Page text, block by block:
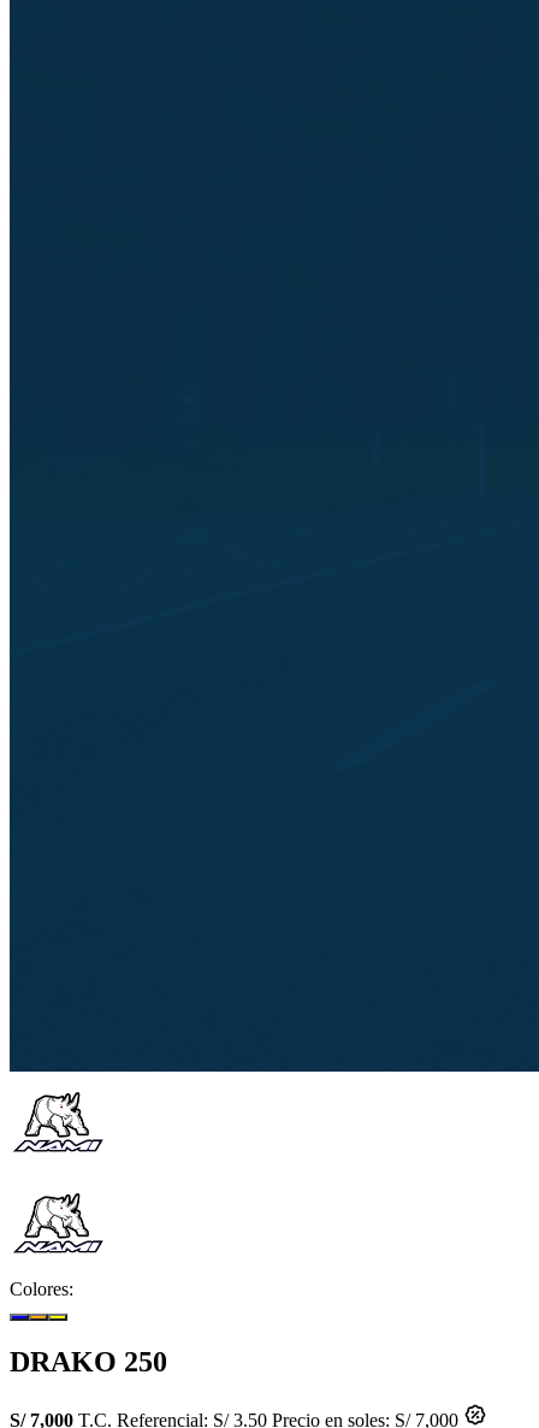
Colores:
DRAKO 250
S/ 7,000 T.C. Referencial: S/ 3.50 Precio en soles: S/ 7,000